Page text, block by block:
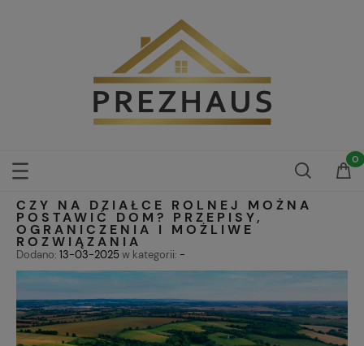
CZY NA DZIAŁCE ROLNEJ MOŻNA
POSTAWIĆ DOM? PRZEPISY,
OGRANICZENIA I MOŻLIWE
ROZWIĄZANIA
Dodano: 13-03-2025w kategorii: -